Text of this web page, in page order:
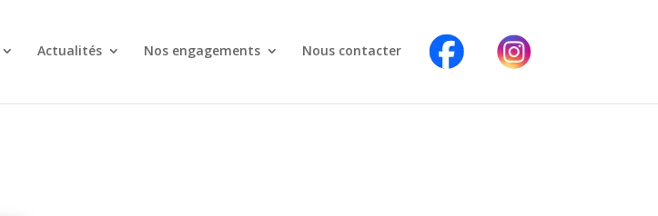
Actualités Nos engagements Nous contacter